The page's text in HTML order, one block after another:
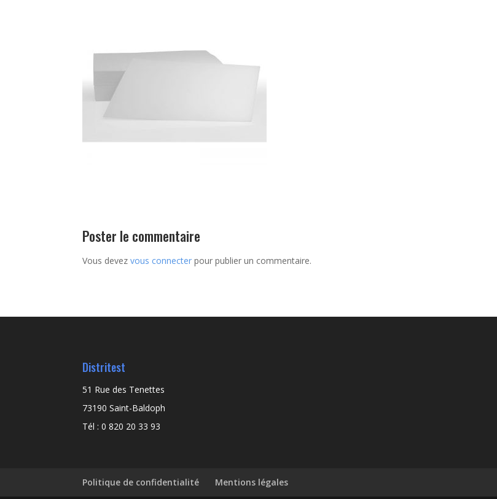
Poster le commentaire
Vous devezvous connecter pour publier un commentaire.
Distritest
51 Rue des Tenettes
73190 Saint-Baldoph
Tél : 0 820 20 33 93
Politique de confidentialité Mentions légales